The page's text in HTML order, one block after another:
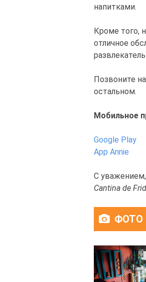
напитками.
Кроме того,
отличное
Позвоните
остальном.
Мобильное
Google Play
App Annie
С уважением,
Cantina de
ФОТО